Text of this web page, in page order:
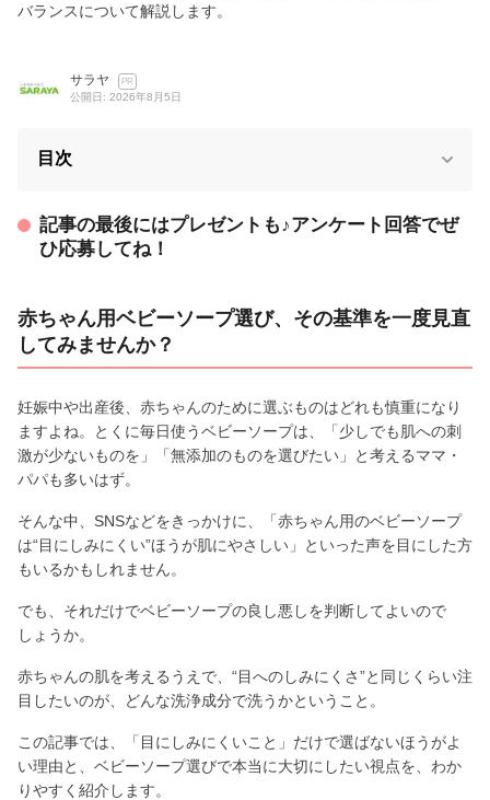
バランスについて解説します。
サラヤ PR
公開日: 2026年8月5日
目次
記事の最後にはプレゼントも♪アンケート回答でぜ
ひ応募してね！
赤ちゃん用ベビーソープ選び、その基準を一度見直
してみませんか？
妊娠中や出産後、赤ちゃんのために選ぶものはどれも慎重になり
ますよね。とくに毎日使うベビーソープは、「少しでも肌への刺
激が少ないものを」「無添加のものを選びたい」と考えるママ・
パパも多いはず。
そんな中、SNSなどをきっかけに、「赤ちゃん用のベビーソープ
は“目にしみにくい”ほうが肌にやさしい」といった声を目にした方
もいるかもしれません。
でも、それだけでベビーソープの良し悪しを判断してよいので
しょうか。
赤ちゃんの肌を考えるうえで、“目へのしみにくさ”と同じくらい注
目したいのが、どんな洗浄成分で洗うかということ。
この記事では、「目にしみにくいこと」だけで選ばないほうがよ
い理由と、ベビーソープ選びで本当に大切にしたい視点を、わか
りやすく紹介します。